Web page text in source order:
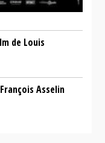
de Louis
Asselin